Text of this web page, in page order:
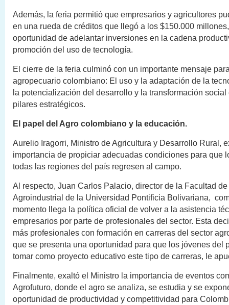
Además, la feria permitió que empresarios y agricultores
en una rueda de créditos que llegó a los $150.000
oportunidad de adelantar inversiones en la cadena
promoción del uso de tecnología.
El cierre de la feria culminó con un importante mensaje
agropecuario colombiano: El uso y la adaptación de la
la potencialización del desarrollo y la transformación social
pilares estratégicos.
El papel del Agro colombiano y la educación.
Aurelio Iragorri, Ministro de Agricultura y Desarrollo Rural,
importancia de propiciar adecuadas condiciones para que
todas las regiones del país regresen al campo.
Al respecto, Juan Carlos Palacio, director de la Facultad
Agroindustrial de la Universidad Pontificia Bolivariana,
momento llega la política oficial de volver a la asistencia
empresarios por parte de profesionales del sector. Esta
más profesionales con formación en carreras del sector
que se presenta una oportunidad para que los jóvenes del
tomar como proyecto educativo este tipo de carreras, le
Finalmente, exaltó el Ministro la importancia de eventos
Agrofuturo, donde el agro se analiza, se estudia y se
oportunidad de productividad y competitividad para